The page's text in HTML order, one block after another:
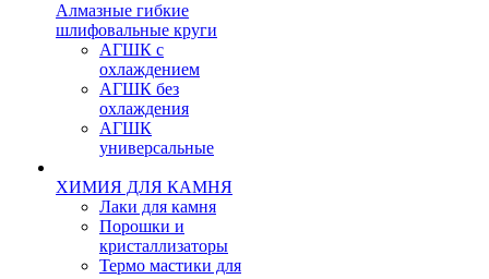
Алмазные гибкие
шлифовальные круги
АГШК с
охлаждением
АГШК без
охлаждения
АГШК
универсальные
ХИМИЯ ДЛЯ КАМНЯ
Лаки для камня
Порошки и
кристаллизаторы
Термо мастики для